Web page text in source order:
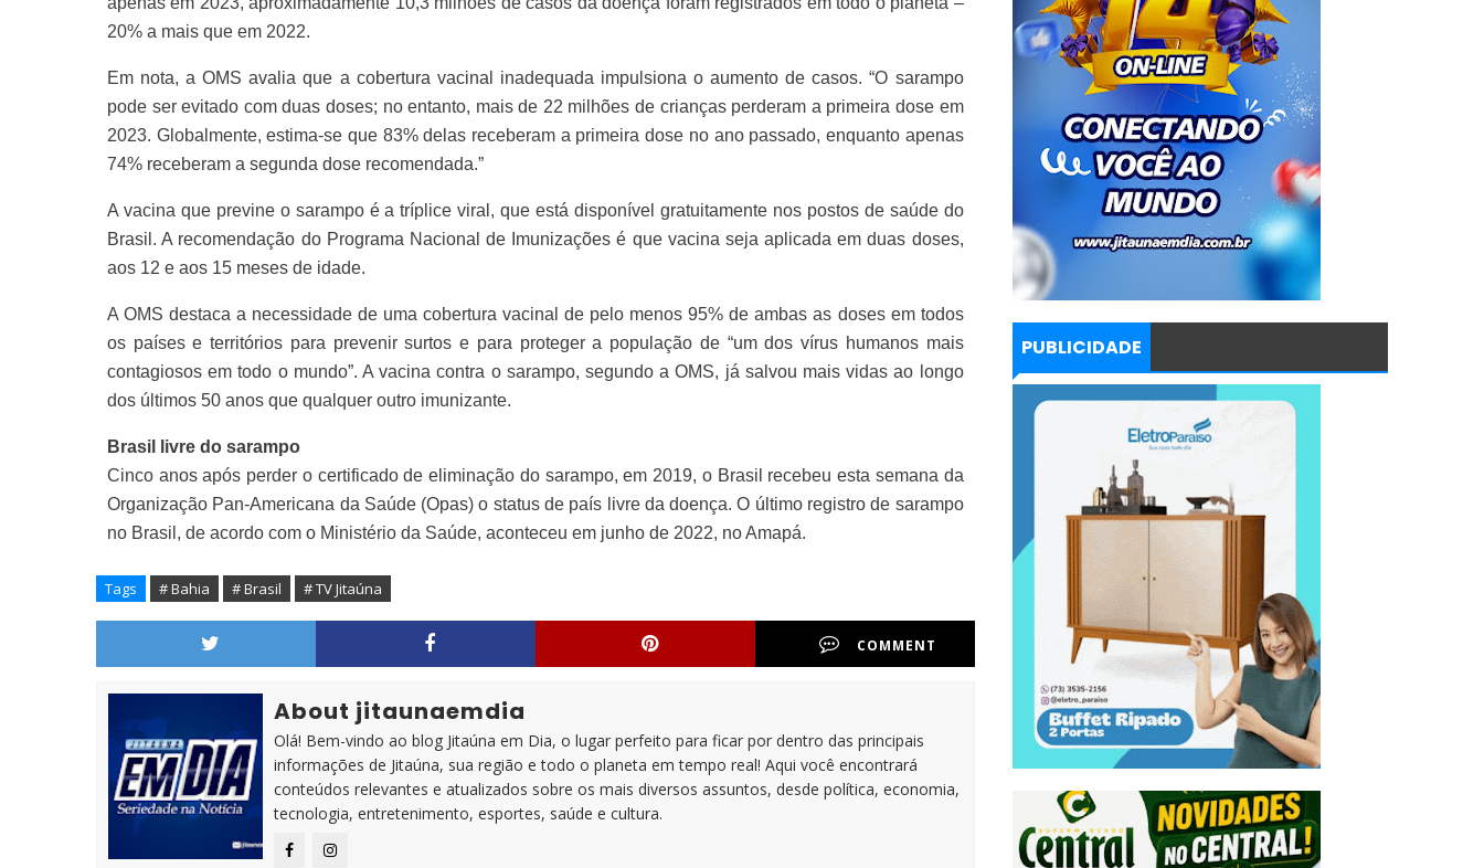
20% a mais que em 2022.
Em nota, a OMS avalia que a cobertura vacinal inadequada impulsiona o aumento de casos. “O sarampo
pode ser evitado com duas doses; no entanto, mais de 22 milhões de crianças perderam a primeira dose em
2023. Globalmente, estima-se que 83% delas receberam a primeira dose no ano passado, enquanto apenas
74% receberam a segunda dose recomendada.”
A vacina que previne o sarampo é a tríplice viral, que está disponível gratuitamente nos postos de saúde do
Brasil. A recomendação do Programa Nacional de Imunizações é que vacina seja aplicada em duas doses,
aos 12 e aos 15 meses de idade.
A OMS destaca a necessidade de uma cobertura vacinal de pelo menos 95% de ambas as doses em todos
os países e territórios para prevenir surtos e para proteger a população de “um dos vírus humanos mais
contagiosos em todo o mundo”. A vacina contra o sarampo, segundo a OMS, já salvou mais vidas ao longo
dos últimos 50 anos que qualquer outro imunizante.
Brasil livre do sarampo
Cinco anos após perder o certificado de eliminação do sarampo, em 2019, o Brasil recebeu esta semana da
Organização Pan-Americana da Saúde (Opas) o status de país livre da doença. O último registro de sarampo
no Brasil, de acordo com o Ministério da Saúde, aconteceu em junho de 2022, no Amapá.
Tags # Bahia # Brasil # TV Jitaúna
COMMENT
About jitaunaemdia
Olá! Bem-vindo ao blog Jitaúna em Dia, o lugar perfeito para ficar por dentro das principais
informações de Jitaúna, sua região e todo o planeta em tempo real! Aqui você encontrará
conteúdos relevantes e atualizados sobre os mais diversos assuntos, desde política, economia,
tecnologia, entretenimento, esportes, saúde e cultura.
PUBLICIDADE